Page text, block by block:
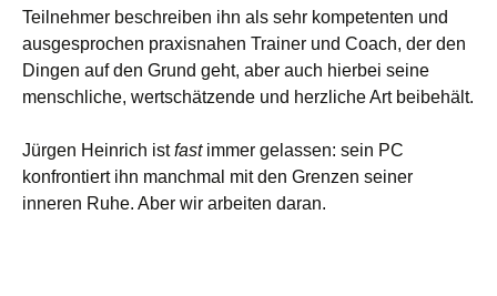
Teilnehmer beschreiben ihn als sehr kompetenten und
ausgesprochen praxisnahen Trainer und Coach, der den
Dingen auf den Grund geht, aber auch hierbei seine
menschliche, wertschätzende und herzliche Art beibehält.
Jürgen Heinrich istfastimmer gelassen: sein PC
konfrontiert ihn manchmal mit den Grenzen seiner
inneren Ruhe. Aber wir arbeiten daran.